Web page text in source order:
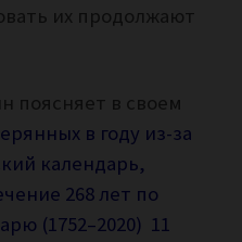
их продолжают
поясняет в своем
в году из-за
календарь,
268 лет по
(1752–2020) 11